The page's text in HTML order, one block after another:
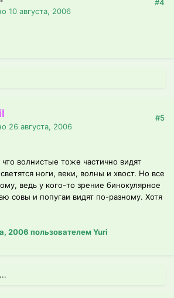
10 августа, 2006
#4
26 августа, 2006
#5
волнистые тоже частично видят
ноги, веки, волны и хвост. Но все
ведь у кого-то зрение бинокулярное
совы и попугаи видят по-разному. Хотя
2006 пользователем Yuri